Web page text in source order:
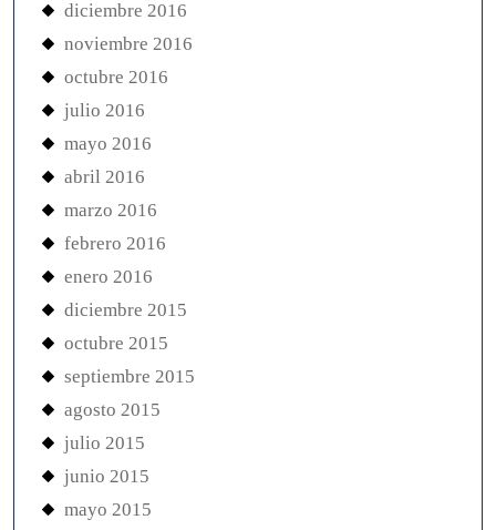
diciembre 2016
noviembre 2016
octubre 2016
julio 2016
mayo 2016
abril 2016
marzo 2016
febrero 2016
enero 2016
diciembre 2015
octubre 2015
septiembre 2015
agosto 2015
julio 2015
junio 2015
mayo 2015